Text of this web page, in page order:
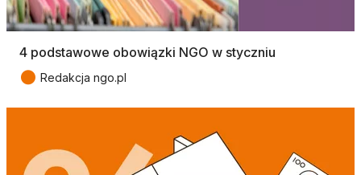
4 podstawowe obowiązki NGO w styczniu
● Redakcja ngo.pl